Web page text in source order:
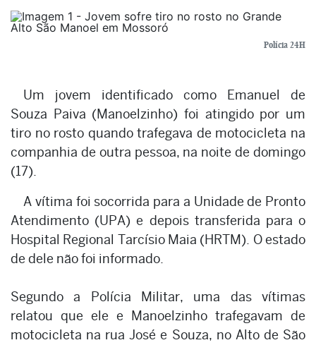
Polícia 24H
Um jovem identificado como Emanuel de
Souza Paiva (Manoelzinho) foi atingido por um
tiro no rosto quando trafegava de motocicleta na
companhia de outra pessoa, na noite de domingo
(17).
A vítima foi socorrida para a Unidade de Pronto
Atendimento (UPA) e depois transferida para o
Hospital Regional Tarcísio Maia (HRTM). O estado
de dele não foi informado.
Segundo a Polícia Militar, uma das vítimas
relatou que ele e Manoelzinho trafegavam de
motocicleta na rua José e Souza, no Alto de São